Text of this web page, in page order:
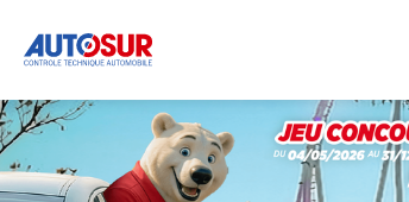
Opération
spéciale
Mai
-